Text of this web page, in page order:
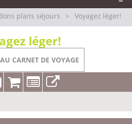
plans séjours > Voyagez léger!
léger!
CARNET DE VOYAGE